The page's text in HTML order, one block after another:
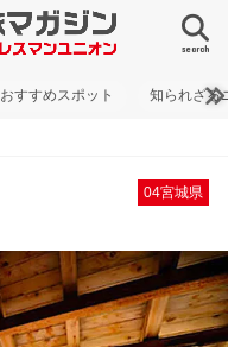
search
おすすめスポット 知られざる
04宮城県